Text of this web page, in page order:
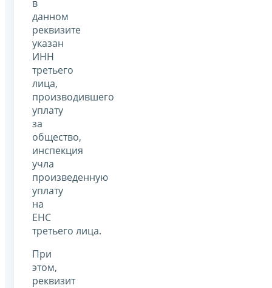
в
данном
реквизите
указан
ИНН
третьего
лица,
производившего
уплату
за
общество,
инспекция
учла
произведенную
уплату
на
ЕНС
третьего лица.
При
этом,
реквизит